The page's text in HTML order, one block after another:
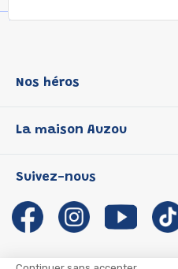
Nos héros
P'tit Loup
Les Influenceuses
Migali
Petite Taupe
La maison Auzou
Notre histoire
Auzou s'engage
Auteurs et illustrateurs Auzou
Suivez-nous